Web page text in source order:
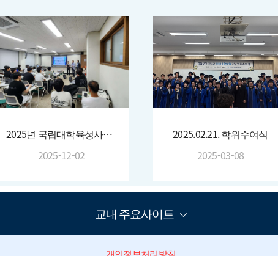
2025년 국립대학육성사업 인공지능, IOT 활용기술 역량 강화
2025-12-02
2025.02.21. 학위수여식
2025-03-08
교내 주요사이트